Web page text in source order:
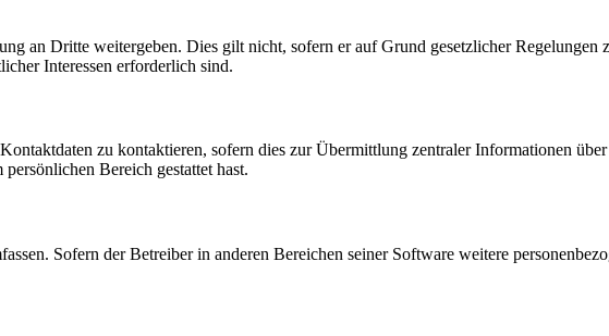
an Dritte weitergeben. Dies gilt nicht, sofern er auf Grund gesetzlicher Regelungen
Interessen erforderlich sind.
zu kontaktieren, sofern dies zur Übermittlung zentraler Informationen
Bereich gestattet hast.
Sofern der Betreiber in anderen Bereichen seiner Software weitere